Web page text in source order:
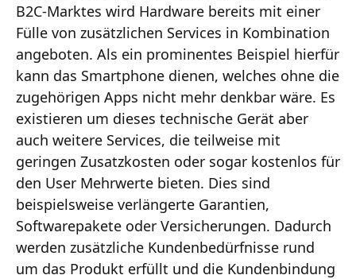
B2C-Marktes wird Hardware bereits mit einer
Fülle von zusätzlichen Services in Kombination
angeboten. Als ein prominentes Beispiel hierfür
kann das Smartphone dienen, welches ohne die
zugehörigen Apps nicht mehr denkbar wäre. Es
existieren um dieses technische Gerät aber
auch weitere Services, die teilweise mit
geringen Zusatzkosten oder sogar kostenlos für
den User Mehrwerte bieten. Dies sind
beispielsweise verlängerte Garantien,
Softwarepakete oder Versicherungen. Dadurch
werden zusätzliche Kundenbedürfnisse rund
um das Produkt erfüllt und die Kundenbindung